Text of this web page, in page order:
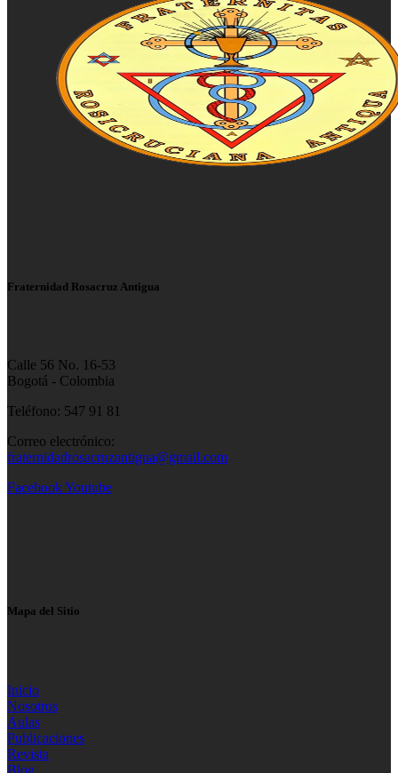
Fraternidad Rosacruz Antigua
Calle 56 No. 16-53
Bogotá - Colombia
Teléfono: 547 91 81
Correo electrónico:
fraternidadrosacruzantigua@gmail.com
FacebookYoutube
Mapa del Sitio
Inicio
Nosotros
Aulas
Publicaciones
Revista
Blog